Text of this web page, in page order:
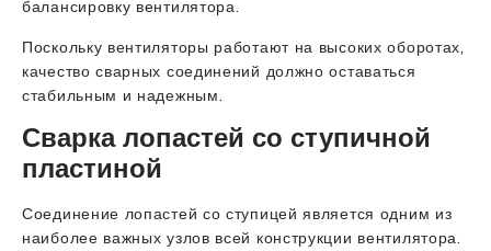
балансировку вентилятора.
Поскольку вентиляторы работают на высоких оборотах,
качество сварных соединений должно оставаться
стабильным и надежным.
Сварка лопастей со ступичной
пластиной
Соединение лопастей со ступицей является одним из
наиболее важных узлов всей конструкции вентилятора.